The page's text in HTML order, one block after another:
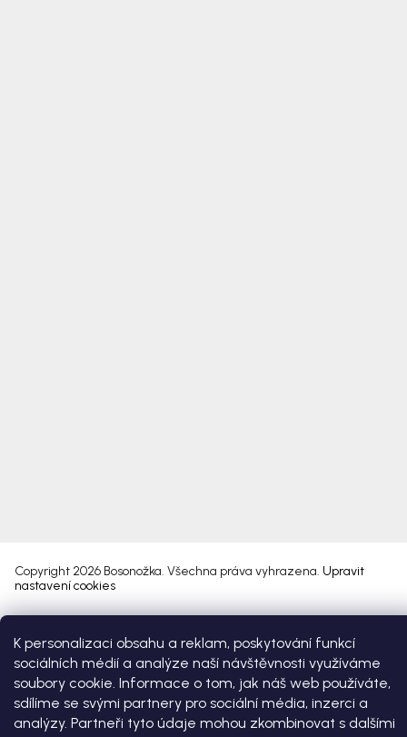
K personalizaci obsahu a reklam, poskytování funkcí
sociálních médií a analýze naší návštěvnosti využíváme
soubory cookie. Informace o tom, jak náš web používáte,
sdílíme se svými partnery pro sociální média, inzerci a
analýzy. Partneři tyto údaje mohou zkombinovat s dalšími
Copyright 2026 Bosonožka. Všechna práva vyhrazena. Upravit
nastavení cookies